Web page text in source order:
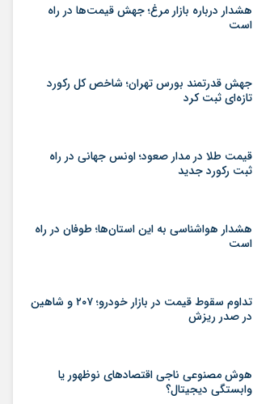
هشدار درباره بازار مرغ؛ جهش قیمت‌ها در راه
است
جهش قدرتمند بورس تهران؛ شاخص کل رکورد
تازه‌ای ثبت کرد
قیمت طلا در مدار صعود؛ اونس جهانی در راه
ثبت رکورد جدید
هشدار هواشناسی به این استان‌ها؛ طوفان در راه
است
تداوم سقوط قیمت در بازار خودرو؛ ۲۰۷ و شاهین
در صدر ریزش
هوش مصنوعی ناجی اقتصادهای نوظهور یا
وابستگی دیجیتال؟